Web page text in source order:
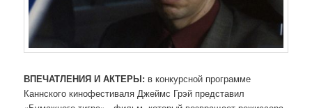
ВПЕЧАТЛЕНИЯ И АКТЕРЫ: в конкурсной программе
Каннского кинофестиваля Джеймс Грэй представил